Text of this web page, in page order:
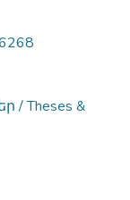
/ Theses &